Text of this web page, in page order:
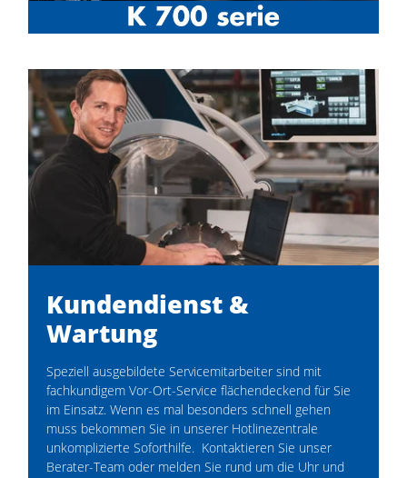
video
Kundendienst &
Wartung
Speziell ausgebildete Servicemitarbeiter sind mit
fachkundigem Vor-Ort-Service flächendeckend für Sie
im Einsatz. Wenn es mal besonders schnell gehen
muss bekommen Sie in unserer Hotlinezentrale
unkomplizierte Soforthilfe. Kontaktieren Sie unser
Berater-Team oder melden Sie rund um die Uhr und